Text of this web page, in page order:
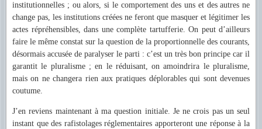
institutionnelles ; ou alors, si le comportement des uns et des autres ne
change pas, les institutions créées ne feront que masquer et légitimer les
actes répréhensibles, dans une complète tartufferie. On peut d’ailleurs
faire le même constat sur la question de la proportionnelle des courants,
désormais accusée de paralyser le parti : c’est un très bon principe car il
garantit le pluralisme ; en le réduisant, on amoindrira le pluralisme,
mais on ne changera rien aux pratiques déplorables qui sont devenues
coutume.
J’en reviens maintenant à ma question initiale. Je ne crois pas un seul
instant que des rafistolages réglementaires apporteront une réponse à la